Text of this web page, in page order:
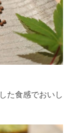
た食感でおいし